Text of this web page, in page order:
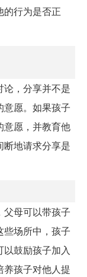
的行为是否正
，分享并不是
愿。如果孩子
意愿，并教育他
地请求分享是
母可以带孩子
场所中，孩子
鼓励孩子加入
孩子对他人提